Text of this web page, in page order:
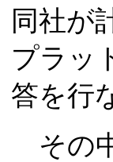
同社が
プラッ
答を行
その